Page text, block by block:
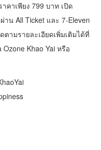
คาเพียง 799 บาท เปิด
น All Ticket และ 7-Eleven
ามรายละเอียดเพิ่มเติมได้ที่
Ozone Khao Yai หรือ